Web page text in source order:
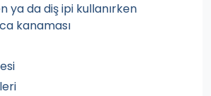
ya da diş ipi kullanırken
kanaması